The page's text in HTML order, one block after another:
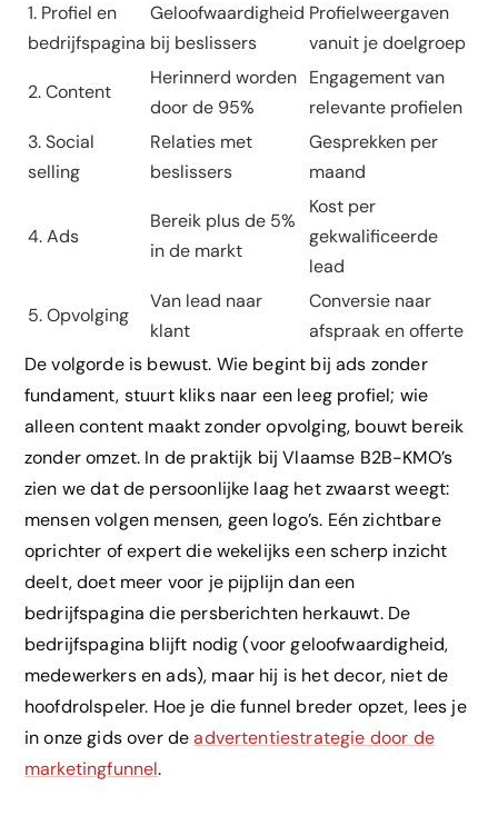
1. Profiel en
bedrijfspagina
Geloofwaardigheid
bij beslissers
Profielweergaven
vanuit je doelgroep
2. Content
Herinnerd worden
door de 95%
Engagement van
relevante profielen
3. Social
selling
Relaties met
beslissers
Gesprekken per
maand
4. Ads
Bereik plus de 5%
in de markt
Kost per
gekwalificeerde
lead
5. Opvolging
Van lead naar
klant
Conversie naar
afspraak en offerte
De volgorde is bewust. Wie begint bij ads zonder
fundament, stuurt kliks naar een leeg profiel; wie
alleen content maakt zonder opvolging, bouwt bereik
zonder omzet. In de praktijk bij Vlaamse B2B-KMO’s
zien we dat de persoonlijke laag het zwaarst weegt:
mensen volgen mensen, geen logo’s. Eén zichtbare
oprichter of expert die wekelijks een scherp inzicht
deelt, doet meer voor je pijplijn dan een
bedrijfspagina die persberichten herkauwt. De
bedrijfspagina blijft nodig (voor geloofwaardigheid,
medewerkers en ads), maar hij is het decor, niet de
hoofdrolspeler. Hoe je die funnel breder opzet, lees je
in onze gids over deadvertentiestrategie door de
marketingfunnel.